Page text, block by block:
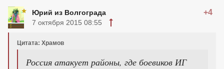
Юрий из Волгограда +4
7 октября 2015 08:55
Цитата: Храмов
Россия атакует районы, где боевиков ИГ